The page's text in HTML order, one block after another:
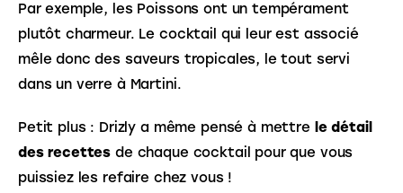
Par exemple, les Poissons ont un tempérament
plutôt charmeur. Le cocktail qui leur est associé
mêle donc des saveurs tropicales, le tout servi
dans un verre à Martini.
Petit plus : Drizly a même pensé à mettre le détail
des recettes de chaque cocktail pour que vous
puissiez les refaire chez vous !